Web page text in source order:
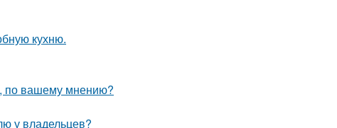
кухню.
по вашему мнению?
у владельцев?